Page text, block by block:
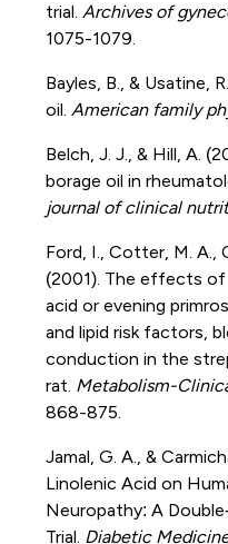
trial. Archives of
1075-1079.
Bayles, B., & Usatine,
oil. American family
Belch, J. J., & Hill, A.
borage oil in
journal of clinical
Ford, I., Cotter, M. A.,
(2001). The effects
acid or evening
and lipid risk factors,
conduction in the
rat. Metabolism-
868-875.
Jamal, G. A., &
Linolenic Acid on
Neuropathy: A
Trial. Diabetic